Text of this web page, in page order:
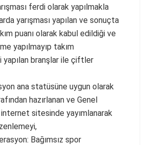
ferdi olarak yapılmakla
yarışması yapılan ve sonuçta
puanı olarak kabul edildiği ve
yapılmayıp takım
branşlar ile çiftler
ana statüsüne uygun olarak
hazırlanan ve Genel
sitesinde yayımlanarak
Bağımsız spor